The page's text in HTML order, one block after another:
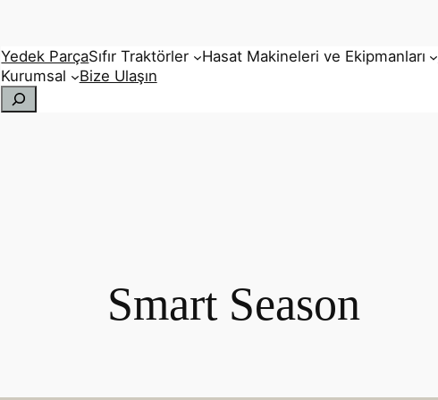
Yedek ParçaSıfır Traktörler Hasat Makineleri ve Ekipmanları
Kurumsal
Bize Ulaşın
Ara
Smart Season